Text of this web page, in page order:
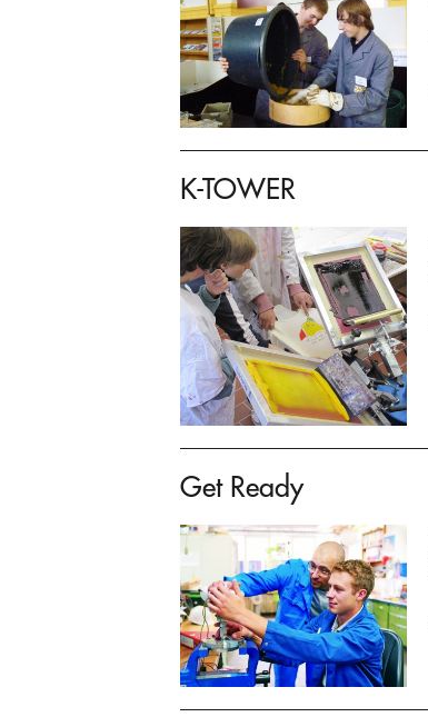
K-TOWER
Get Ready